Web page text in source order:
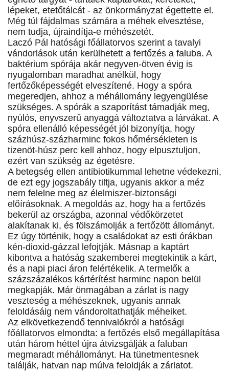
lépeket, etetőtálcát - az önkormányzat égettette el.
Még túl fájdalmas számára a méhek elvesztése,
nem tudja, újraindítja-e méhészetét.
Laczó Pál hatósági főállatorvos szerint a tavalyi
vándorlások után kerülhetett a fertőzés a faluba. A
baktérium spórája akár negyven-ötven évig is
nyugalomban maradhat anélkül, hogy
fertőzőképességét elveszítené. Hogy a spóra
megeredjen, ahhoz a méhállomány legyengülése
szükséges. A spórák a szaporítást támadják meg,
nyúlós, enyvszerű anyaggá változtatva a lárvákat. A
spóra ellenálló képességét jól bizonyítja, hogy
százhúsz-százharminc fokos hőmérsékleten is
tizenöt-húsz perc kell ahhoz, hogy elpusztuljon,
ezért van szükség az égetésre.
A betegség ellen antibiotikummal lehetne védekezni,
de ezt egy jogszabály tiltja, ugyanis akkor a méz
nem felelne meg az élelmiszer-biztonsági
előírásoknak. A megoldás az, hogy ha a fertőzés
bekerül az országba, azonnal védőkörzetet
alakítanak ki, és fölszámolják a fertőzött állományt.
Ez úgy történik, hogy a családokat az esti órákban
kén-dioxid-gázzal lefojtják. Másnap a kaptárt
kibontva a hatóság szakemberei megtekintik a kárt,
és a napi piaci áron felértékelik. A termelők a
százszázalékos kártérítést harminc napon belül
megkapják. Már önmagában a zárlat is nagy
veszteség a méhészeknek, ugyanis annak
feloldásáig nem vándoroltathatják méheiket.
Az elkövetkezendő tennivalókról a hatósági
főállatorvos elmondta: a fertőzés első megállapítása
után három héttel újra átvizsgálják a faluban
megmaradt méhállományt. Ha tünetmentesnek
találják, hatvan nap múlva feloldják a zárlatot.